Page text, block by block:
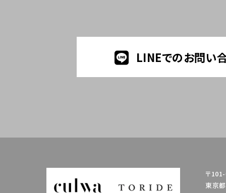
LINEでのお問い
〒
東京